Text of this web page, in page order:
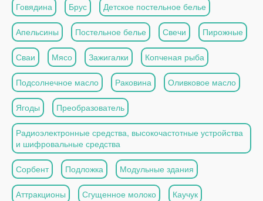
Говядина Брус Детское постельное белье
Апельсины Постельное белье Свечи Пирожные
Сваи Мясо Зажигалки Копченая рыба
Подсолнечное масло Раковина Оливковое масло
Ягоды Преобразователь
Радиоэлектронные средства, высокочастотные устройства
и шифровальные средства
Сорбент Подложка Модульные здания
Аттракционы Сгущенное молоко Каучук